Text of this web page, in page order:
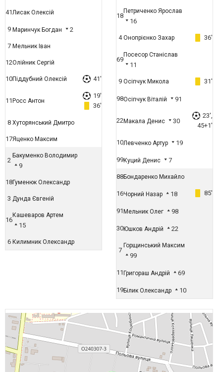
41Лисак Олексій
9 Маринчук Богдан 2
7 Мельник Іван
12Олійник Сергій
10Піддубний Олексій 41'
11 Росс Антон
19'
36'
8 Хуторянський Дмитро
17Яценко Максим
2
Бакуменко Володимир
9
18Гуменюк Олександр
3 Дунда Євгеній
16
Кашеваров Артем
15
6 Килимник Олександр
18
Петриченко Ярослав
16
4 Онопрієнко Захар 36'
69
Посесор Станіслав
11
9 Осіпчук Микола 31'
98Осіпчук Віталій 91
22Макала Денис 30
23',
45+1'
10Левченко Артур 19
99Куций Денис 7
88Бондаренко Михайло
16Чорний Назар 18 85'
91 Мельник Олег 98
30Юшков Андрій 22
7
Горщинський Максим
99
11 Григораш Андрій 69
19Білик Олександр 10